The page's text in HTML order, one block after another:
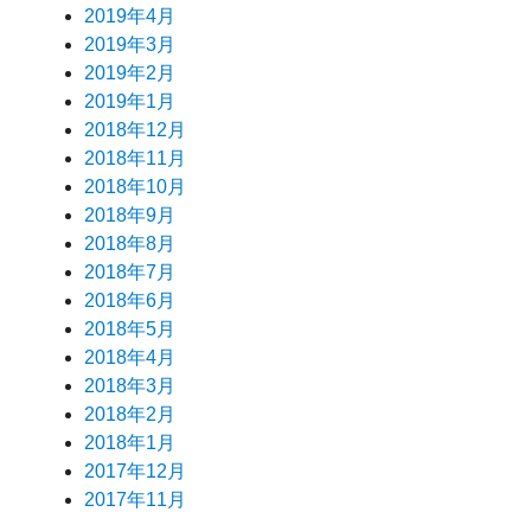
2019年4月
2019年3月
2019年2月
2019年1月
2018年12月
2018年11月
2018年10月
2018年9月
2018年8月
2018年7月
2018年6月
2018年5月
2018年4月
2018年3月
2018年2月
2018年1月
2017年12月
2017年11月